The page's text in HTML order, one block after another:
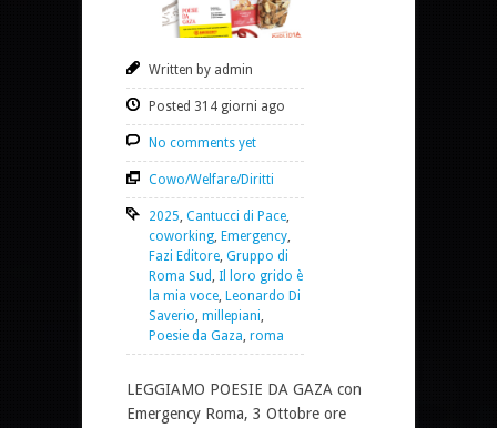
Written by admin
Posted 314 giorni ago
No comments yet
Cowo/Welfare/Diritti
2025, Cantucci di Pace,
coworking, Emergency,
Fazi Editore, Gruppo di
Roma Sud , Il loro grido è
la mia voce, Leonardo Di
Saverio, millepiani,
Poesie da Gaza, roma
LEGGIAMO POESIE DA GAZA con
Emergency Roma, 3 Ottobre ore